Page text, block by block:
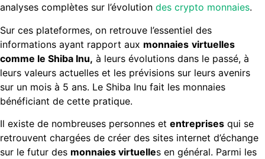
analyses complètes sur l’évolution des crypto monnaies.
Sur ces plateformes, on retrouve l’essentiel des
informations ayant rapport aux monnaies virtuelles
comme le Shiba Inu, à leurs évolutions dans le passé, à
leurs valeurs actuelles et les prévisions sur leurs avenirs
sur un mois à 5 ans. Le Shiba Inu fait les monnaies
bénéficiant de cette pratique.
Il existe de nombreuses personnes et entreprises qui se
retrouvent chargées de créer des sites internet d’échange
sur le futur des monnaies virtuelles en général. Parmi les